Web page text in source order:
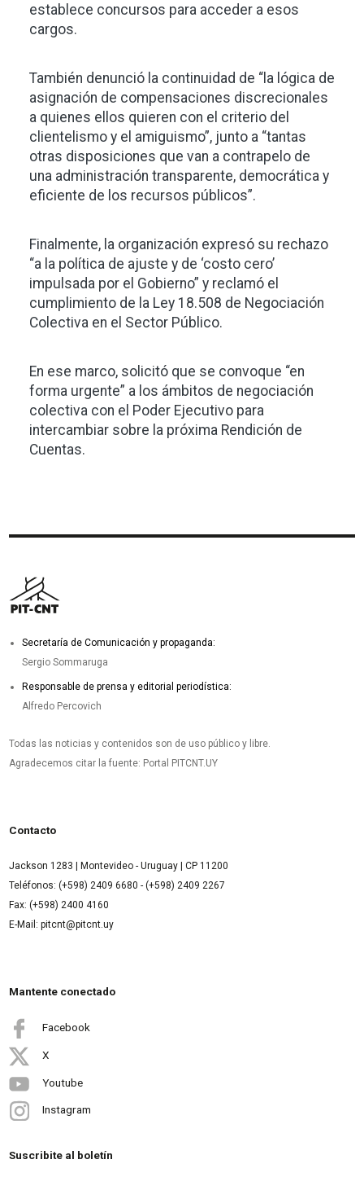
establece concursos para acceder a esos
cargos.
También denunció la continuidad de “la lógica de
asignación de compensaciones discrecionales
a quienes ellos quieren con el criterio del
clientelismo y el amiguismo”, junto a “tantas
otras disposiciones que van a contrapelo de
una administración transparente, democrática y
eficiente de los recursos públicos”.
Finalmente, la organización expresó su rechazo
“a la política de ajuste y de ‘costo cero’
impulsada por el Gobierno” y reclamó el
cumplimiento de la Ley 18.508 de Negociación
Colectiva en el Sector Público.
En ese marco, solicitó que se convoque “en
forma urgente” a los ámbitos de negociación
colectiva con el Poder Ejecutivo para
intercambiar sobre la próxima Rendición de
Cuentas.
Secretaría de Comunicación y propaganda:
Sergio Sommaruga
Responsable de prensa y editorial periodística:
Alfredo Percovich
Todas las noticias y contenidos son de uso público y libre.
Agradecemos citar la fuente: Portal PITCNT.UY
Contacto
Jackson 1283 | Montevideo - Uruguay | CP 11200
Teléfonos: (+598) 2409 6680 - (+598) 2409 2267
Fax: (+598) 2400 4160
E-Mail: pitcnt@pitcnt.uy
Mantente conectado
Facebook
X
Youtube
Instagram
Suscribite al boletín